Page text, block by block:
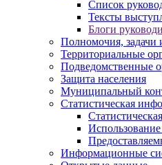
Список
Тексты
Блоги
Полномочия, задачи
Территориальные
Подведомственные
Защита населения
Муниципальный
Статистическая
Информационные